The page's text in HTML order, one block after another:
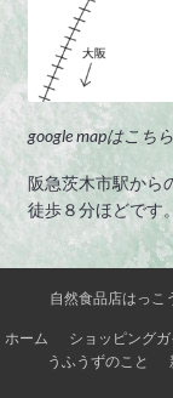
google mapはこちら
阪急茨木市駅から
徒歩８分ほどです
自然食品店はっこ
ホーム ショッピング
うふうずのこと